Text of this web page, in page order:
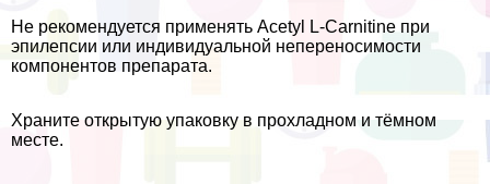
Не рекомендуется применять Acetyl L-Carnitine при
эпилепсии или индивидуальной непереносимости
компонентов препарата.
Храните открытую упаковку в прохладном и тёмном
месте.